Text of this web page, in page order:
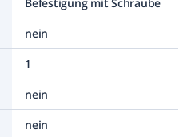
nein
1
nein
nein